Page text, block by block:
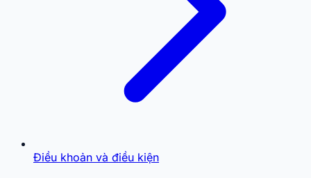
Điều khoản và điều kiện